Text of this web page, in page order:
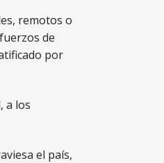
remotos o
de
por
a los
el país,